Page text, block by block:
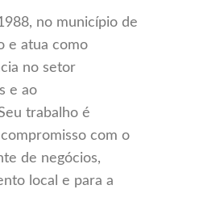
no município de
e atua como
no setor
e ao
trabalho é
com o
de negócios,
local e para a